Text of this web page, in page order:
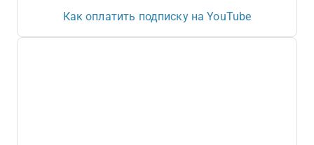
Как оплатить подписку на YouTube